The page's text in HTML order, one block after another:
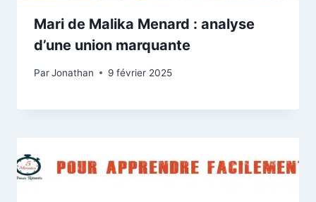
Mari de Malika Menard : analyse
d’une union marquante
ParJonathan 9 février 2025